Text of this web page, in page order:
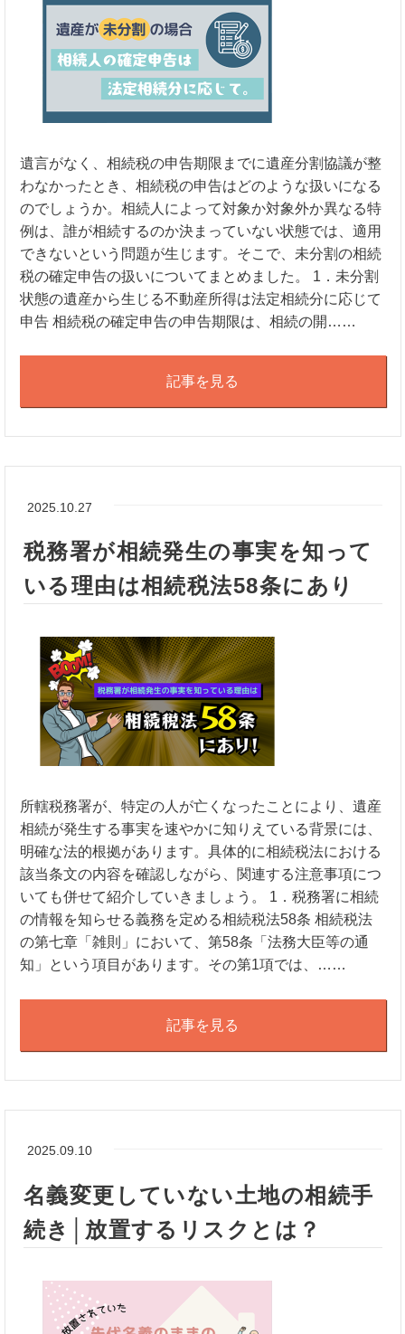
遺言がなく、相続税の申告期限までに遺産分割協議が整
わなかったとき、相続税の申告はどのような扱いになる
のでしょうか。相続人によって対象か対象外か異なる特
例は、誰が相続するのか決まっていない状態では、適用
できないという問題が生じます。そこで、未分割の相続
税の確定申告の扱いについてまとめました。 1．未分割
状態の遺産から生じる不動産所得は法定相続分に応じて
申告 相続税の確定申告の申告期限は、相続の開……
記事を見る
2025.10.27
税務署が相続発生の事実を知って
いる理由は相続税法58条にあり
所轄税務署が、特定の人が亡くなったことにより、遺産
相続が発生する事実を速やかに知りえている背景には、
明確な法的根拠があります。具体的に相続税法における
該当条文の内容を確認しながら、関連する注意事項につ
いても併せて紹介していきましょう。 1．税務署に相続
の情報を知らせる義務を定める相続税法58条 相続税法
の第七章「雑則」において、第58条「法務大臣等の通
知」という項目があります。その第1項では、……
記事を見る
2025.09.10
名義変更していない土地の相続手
続き│放置するリスクとは？